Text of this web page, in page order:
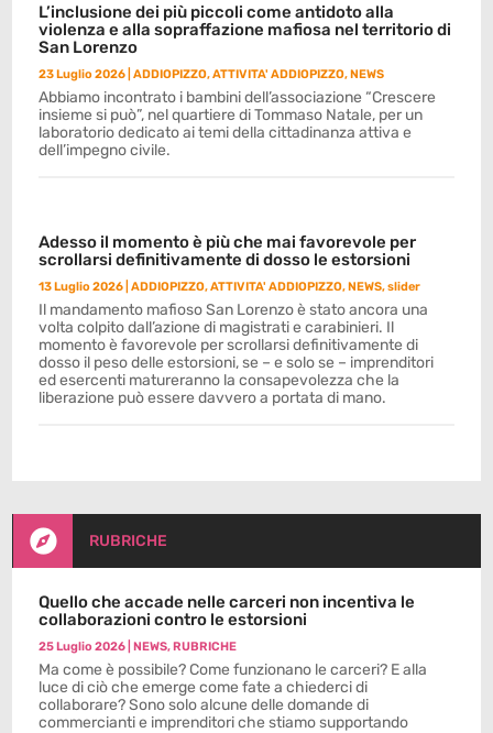
L’inclusione dei più piccoli come antidoto alla
violenza e alla sopraffazione mafiosa nel territorio di
San Lorenzo
23 Luglio 2026 |ADDIOPIZZO,ATTIVITA' ADDIOPIZZO,NEWS
Abbiamo incontrato i bambini dell’associazione “Crescere
insieme si può”, nel quartiere di Tommaso Natale, per un
laboratorio dedicato ai temi della cittadinanza attiva e
dell’impegno civile.
Adesso il momento è più che mai favorevole per
scrollarsi definitivamente di dosso le estorsioni
13 Luglio 2026 |ADDIOPIZZO,ATTIVITA' ADDIOPIZZO,NEWS,slider
Il mandamento mafioso San Lorenzo è stato ancora una
volta colpito dall’azione di magistrati e carabinieri. Il
momento è favorevole per scrollarsi definitivamente di
dosso il peso delle estorsioni, se – e solo se – imprenditori
ed esercenti matureranno la consapevolezza che la
liberazione può essere davvero a portata di mano.
 RUBRICHE
Quello che accade nelle carceri non incentiva le
collaborazioni contro le estorsioni
25 Luglio 2026 |NEWS,RUBRICHE
Ma come è possibile? Come funzionano le carceri? E alla
luce di ciò che emerge come fate a chiederci di
collaborare? Sono solo alcune delle domande di
commercianti e imprenditori che stiamo supportando